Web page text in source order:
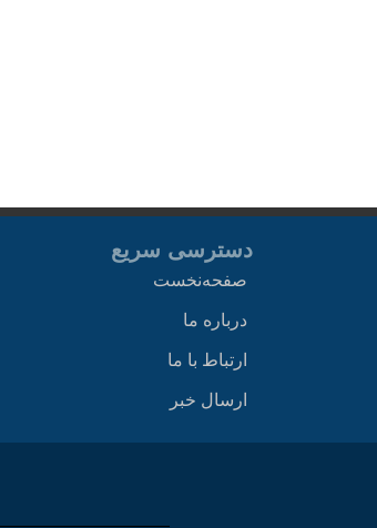
دسترسی سریع
صفحه‌نخست
درباره ما
ارتباط با ما
ارسال خبر